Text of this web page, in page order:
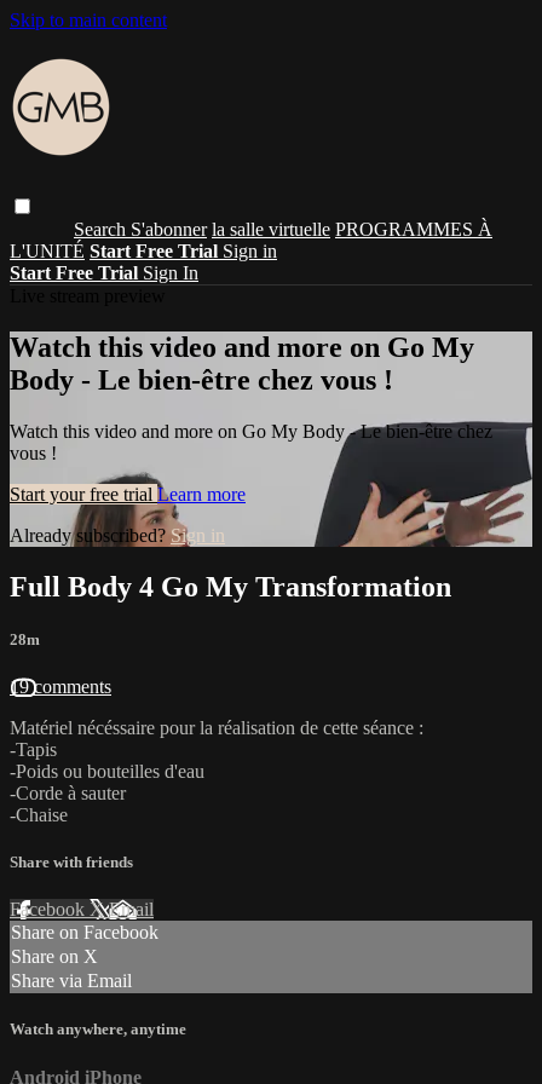
Skip to main content
Search S'abonner la salle virtuelle PROGRAMMES À
L'UNITÉ Start Free Trial Sign in
Start Free Trial Sign In
Watch this video and more on Go My
Body - Le bien-être chez vous !
Watch this video and more on Go My Body - Le bien-être chez
vous !
Start your free trial Learn more
Already subscribed? Sign in
Full Body 4 Go My Transformation
28m
19 comments
Matériel nécéssaire pour la réalisation de cette séance :
-Tapis
-Poids ou bouteilles d'eau
-Corde à sauter
-Chaise
Share with friends
Facebook XEmail
Share on Facebook
Share on X
Share via Email
Watch anywhere, anytime
Android iPhone